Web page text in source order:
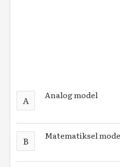
A Analog model
B Matematiksel